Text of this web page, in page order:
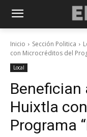
Inicio Sección Politica
con Microcréditos del
Local
Benefician
Huixtla
Programa